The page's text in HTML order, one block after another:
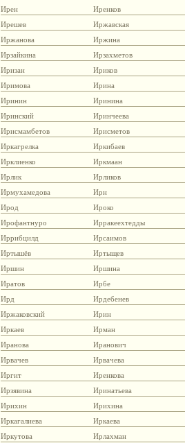
Ирен
Иренков
Ирешев
Иржавская
Иржанова
Иржина
Ирзайкина
Ирзахметов
Иризан
Ириков
Иримова
Ирина
Иринин
Иринина
Иринский
Иринчеева
Ирисмамбетов
Ирисметов
Иркагрелка
Иркибаев
Ирклиенко
Иркмаан
Ирлик
Ирликов
Ирмухамедова
Ирн
Ирод
Ироко
Ирофантнуро
Ирракеехтедды
Иррибцилд
Ирсаимов
Иртышёв
Иртыщев
Иршин
Иршина
Иратов
Ирбе
Ирд
Ирдебенев
Иржаковский
Ирин
Иркаев
Ирман
Иранова
Иранович
Ирвачев
Ирвачева
Иргит
Иренкова
Ирзявина
Иринатьева
Ирихин
Ирихина
Иркагалиева
Иркаева
Иркутова
Ирлахман